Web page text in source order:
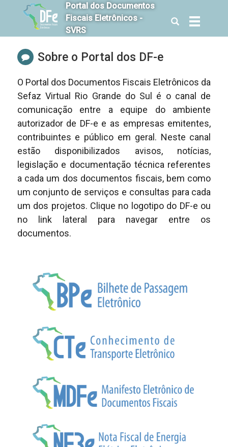
Portal dos Documentos
Fiscais Eletrônicos -
SVRS
Alterna
Abrir
Sobre o Portal dos DF-e
O Portal dos Documentos Fiscais Eletrônicos da
Sefaz Virtual Rio Grande do Sul é o canal de
comunicação entre a equipe do ambiente
autorizador de DF-e e as empresas emitentes,
contribuintes e público em geral. Neste canal
estão disponibilizados avisos, notícias,
legislação e documentação técnica referentes
a cada um dos documentos fiscais, bem como
um conjunto de serviços e consultas para cada
um dos projetos. Clique no logotipo do DF-e ou
no link lateral para navegar entre os
documentos.